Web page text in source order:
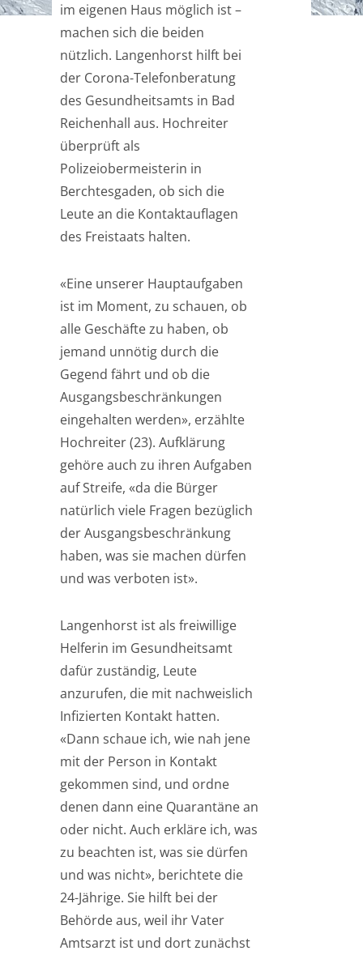
im eigenen Haus möglich ist –
machen sich die beiden
nützlich. Langenhorst hilft bei
der Corona-Telefonberatung
des Gesundheitsamts in Bad
Reichenhall aus. Hochreiter
überprüft als
Polizeiobermeisterin in
Berchtesgaden, ob sich die
Leute an die Kontaktauflagen
des Freistaats halten.
«Eine unserer Hauptaufgaben
ist im Moment, zu schauen, ob
alle Geschäfte zu haben, ob
jemand unnötig durch die
Gegend fährt und ob die
Ausgangsbeschränkungen
eingehalten werden», erzählte
Hochreiter (23). Aufklärung
gehöre auch zu ihren Aufgaben
auf Streife, «da die Bürger
natürlich viele Fragen bezüglich
der Ausgangsbeschränkung
haben, was sie machen dürfen
und was verboten ist».
Langenhorst ist als freiwillige
Helferin im Gesundheitsamt
dafür zuständig, Leute
anzurufen, die mit nachweislich
Infizierten Kontakt hatten.
«Dann schaue ich, wie nah jene
mit der Person in Kontakt
gekommen sind, und ordne
denen dann eine Quarantäne an
oder nicht. Auch erkläre ich, was
zu beachten ist, was sie dürfen
und was nicht», berichtete die
24-Jährige. Sie hilft bei der
Behörde aus, weil ihr Vater
Amtsarzt ist und dort zunächst